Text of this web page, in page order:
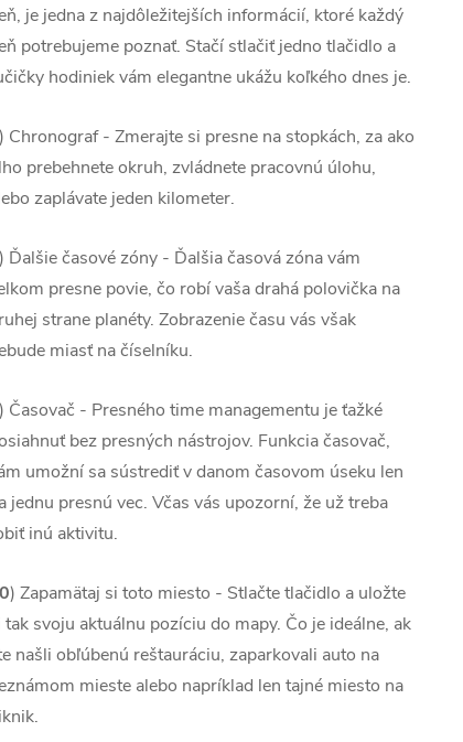
je jedna z najdôležitejších informácií, ktoré každý
potrebujeme poznať. Stačí stlačiť jedno tlačidlo a
hodiniek vám elegantne ukážu koľkého dnes je.
) Chronograf - Zmerajte si presne na stopkách, za ako
prebehnete okruh, zvládnete pracovnú úlohu,
zaplávate jeden kilometer.
) Ďalšie časové zóny - Ďalšia časová zóna vám
presne povie, čo robí vaša drahá polovička na
strane planéty. Zobrazenie času vás však
miasť na číselníku.
) Časovač - Presného time managementu je ťažké
bez presných nástrojov. Funkcia časovač,
umožní sa sústrediť v danom časovom úseku len
jednu presnú vec. Včas vás upozorní, že už treba
inú aktivitu.
) Zapamätaj si toto miesto - Stlačte tlačidlo a uložte
tak svoju aktuálnu pozíciu do mapy. Čo je ideálne, ak
našli obľúbenú reštauráciu, zaparkovali auto na
mieste alebo napríklad len tajné miesto na